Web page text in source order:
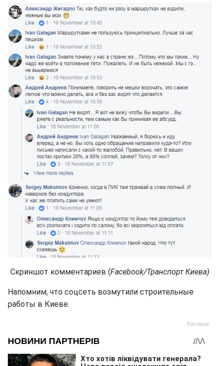
Скриншот комментариев (Facebook/Транспорт Киева)
Напомним, что соцсеть возмутили строительные
работы в Киеве.